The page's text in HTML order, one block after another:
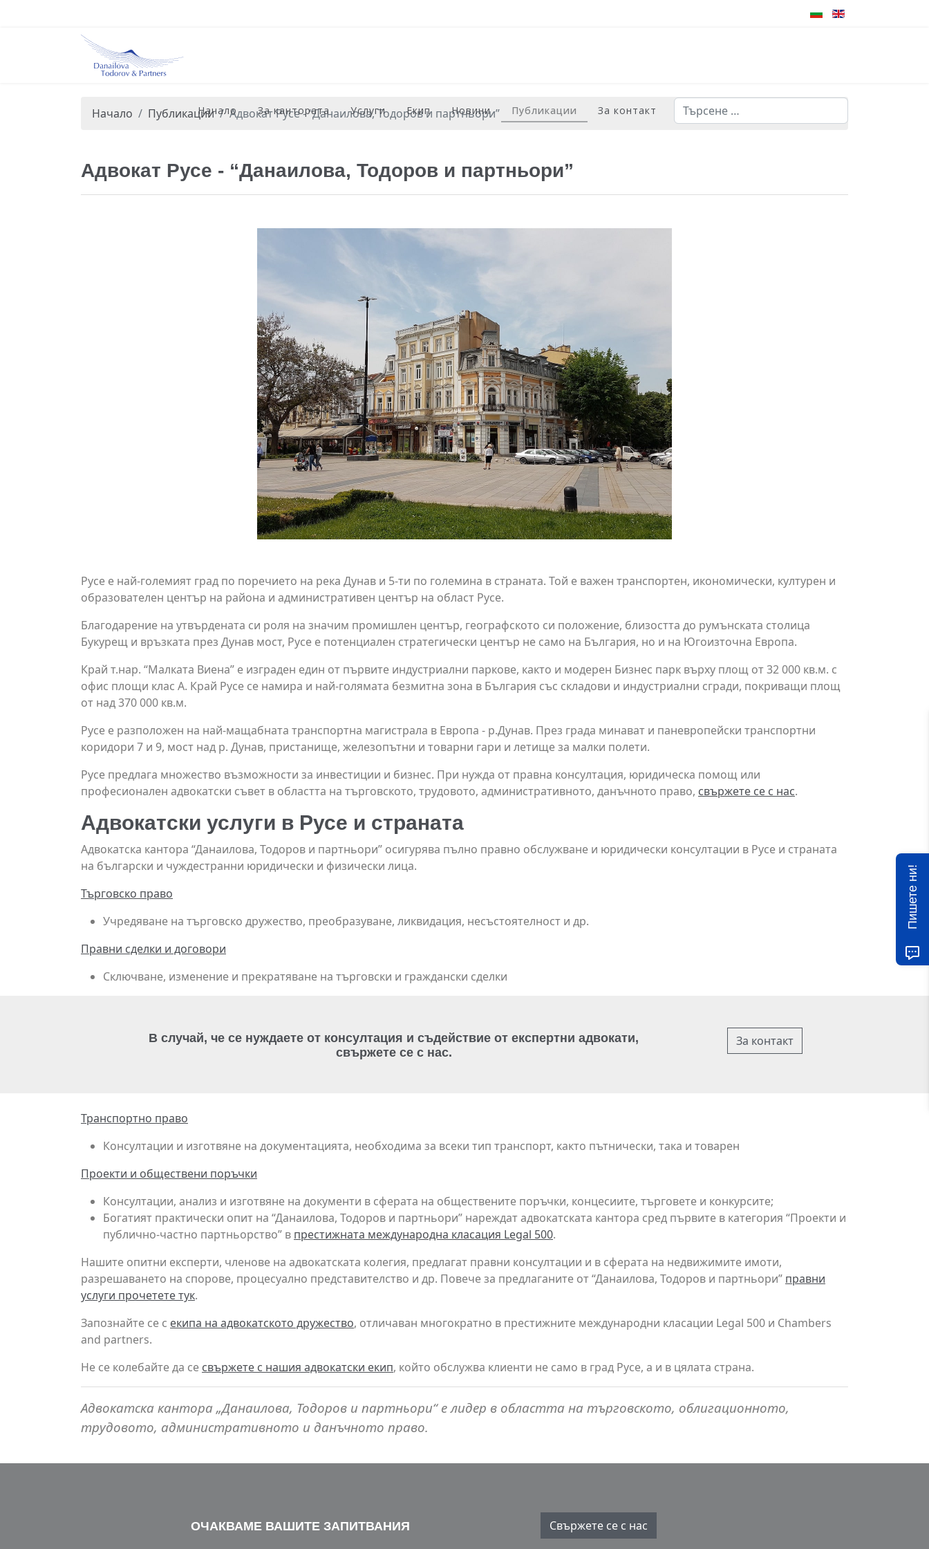
Начало За кантората Услуги Екип Новини Публикации За контакт
Търсене
Начало Публикации Адвокат Русе - “Данаилова, Тодоров и партньори”
Адвокат Русе - “Данаилова, Тодоров и партньори”
Русе е най-големият град по поречието на река Дунав и 5-ти по големина в страната. Той е важен транспортен, икономически, културен и
образователен център на района и административен център на област Русе.
Благодарение на утвърдената си роля на значим промишлен център, географското си положение, близостта до румънската столица
Букурещ и връзката през Дунав мост, Русе е потенциален стратегически център не само на България, но и на Югоизточна Европа.
Край т.нар. “Малката Виена” е изграден един от първите индустриални паркове, както и модерен Бизнес парк върху площ от 32 000 кв.м. с
офис площи клас А. Край Русе се намира и най-голямата безмитна зона в България със складови и индустриални сгради, покриващи площ
от над 370 000 кв.м.
Русе е разположен на най-мащабната транспортна магистрала в Европа - р.Дунав. През града минават и паневропейски транспортни
коридори 7 и 9, мост над р. Дунав, пристанище, железопътни и товарни гари и летище за малки полети.
Русе предлага множество възможности за инвестиции и бизнес. При нужда от правна консултация, юридическа помощ или
професионален адвокатски съвет в областта на търговското, трудовото, административното, данъчното право, свържете се с нас.
Адвокатски услуги в Русе и страната
Адвокатска кантора “Данаилова, Тодоров и партньори” осигурява пълно правно обслужване и юридически консултации в Русе и страната
на български и чуждестранни юридически и физически лица.
Търговско право
Учредяване на търговско дружество, преобразуване, ликвидация, несъстоятелност и др.
Правни сделки и договори
Сключване, изменение и прекратяване на търговски и граждански сделки
В случай, че се нуждаете от консултация и съдействие от експертни адвокати,
свържете се с нас.
За контакт
Транспортно право
Консултации и изготвяне на документацията, необходима за всеки тип транспорт, както пътнически, така и товарен
Проекти и обществени поръчки
Консултации, анализ и изготвяне на документи в сферата на обществените поръчки, концесиите, търговете и конкурсите;
Богатият практически опит на “Данаилова, Тодоров и партньори” нареждат адвокатската кантора сред първите в категория “Проекти и
публично-частно партньорство” в престижната международна класация Legal 500.
Нашите опитни експерти, членове на адвокатската колегия, предлагат правни консултации и в сферата на недвижимите имоти,
разрешаването на спорове, процесуално представителство и др. Повече за предлаганите от “Данаилова, Тодоров и партньори” правни
услуги прочетете тук.
Запознайте се с екипа на адвокатското дружество, отличаван многократно в престижните международни класации Legal 500 и Chambers
and partners.
Не се колебайте да се свържете с нашия адвокатски екип, който обслужва клиенти не само в град Русе, а и в цялата страна.
Адвокатска кантора „Данаилова, Тодоров и партньори“ е лидер в областта на търговското, облигационното,
трудовото, административното и данъчното право.
ОЧАКВАМЕ ВАШИТЕ ЗАПИТВАНИЯ Свържете се с нас
Пишете ни!